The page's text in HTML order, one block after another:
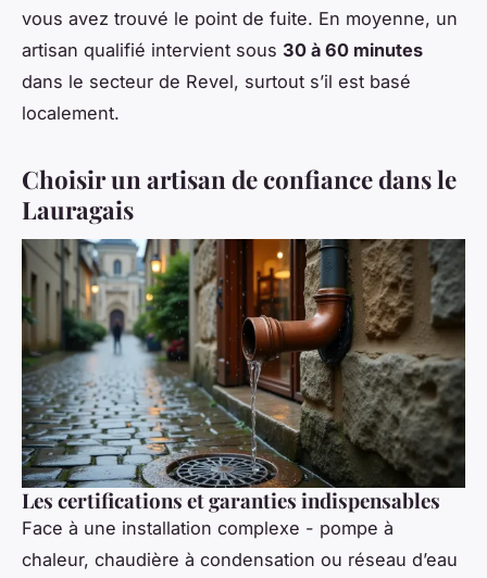
vous avez trouvé le point de fuite. En moyenne, un
artisan qualifié intervient sous 30 à 60 minutes
dans le secteur de Revel, surtout s’il est basé
localement.
Choisir un artisan de confiance dans le
Lauragais
Les certifications et garanties indispensables
Face à une installation complexe - pompe à
chaleur, chaudière à condensation ou réseau d’eau